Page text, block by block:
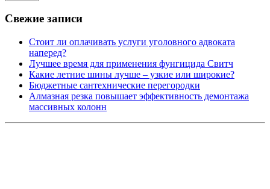
Свежие записи
Стоит ли оплачивать услуги уголовного адвоката
наперед?
Лучшее время для применения фунгицида Свитч
Какие летние шины лучше – узкие или широкие?
Бюджетные сантехнические перегородки
Алмазная резка повышает эффективность демонтажа
массивных колонн